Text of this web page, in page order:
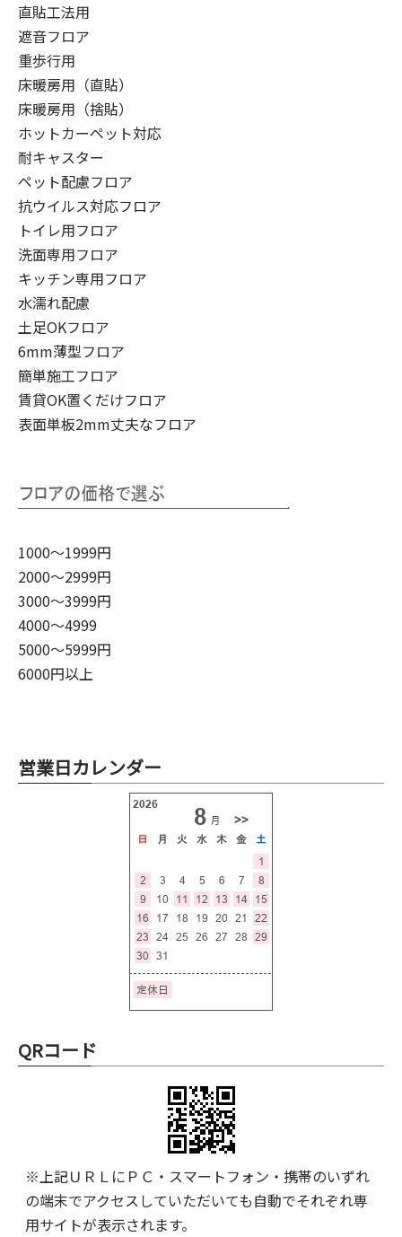
直貼工法用
遮音フロア
重歩行用
床暖房用（直貼）
床暖房用（捨貼）
ホットカーペット対応
耐キャスター
ペット配慮フロア
抗ウイルス対応フロア
トイレ用フロア
洗面専用フロア
キッチン専用フロア
水濡れ配慮
土足OKフロア
6mm薄型フロア
簡単施工フロア
賃貸OK置くだけフロア
表面単板2mm丈夫なフロア
1000～1999円
2000～2999円
3000～3999円
4000～4999
5000～5999円
6000円以上
営業日カレンダー
QRコード
※上記ＵＲＬにＰＣ・スマートフォン・携帯のいずれ
の端末でアクセスしていただいても自動でそれぞれ専
用サイトが表示されます。